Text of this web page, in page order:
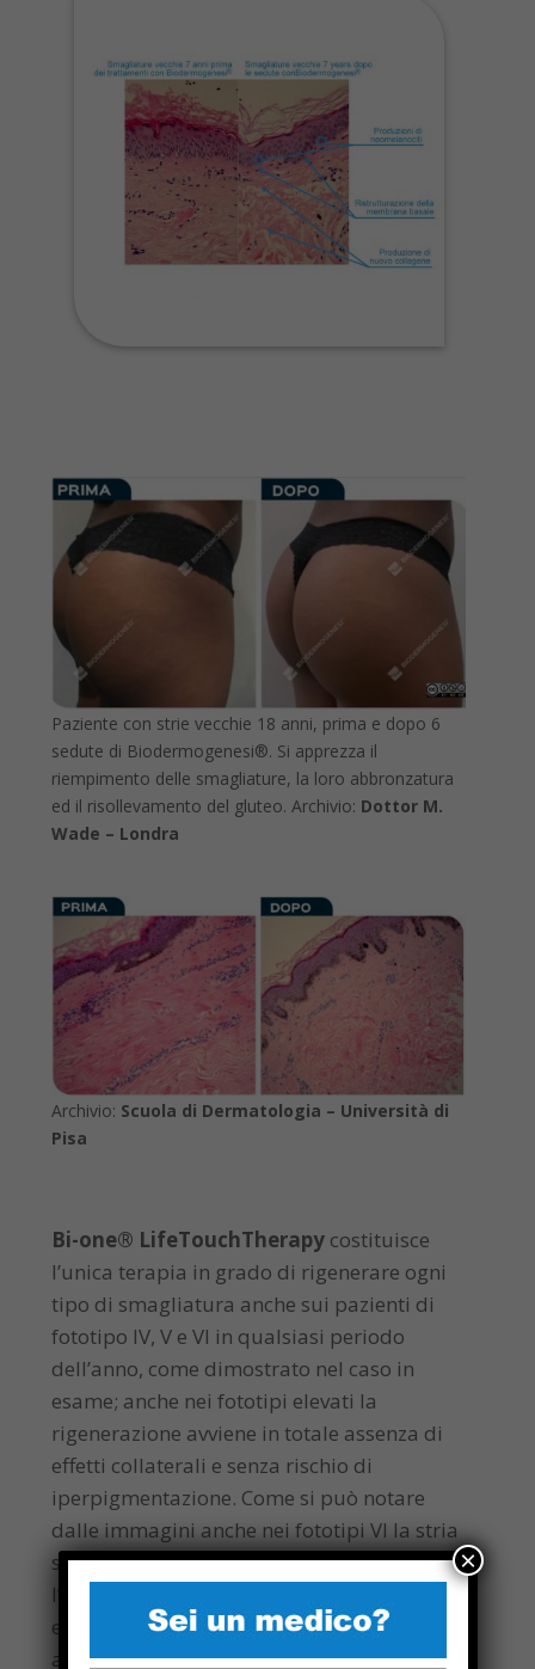
Paziente con strie vecchie 18 anni, prima e dopo 6
sedute di Biodermogenesi®. Si apprezza il
riempimento delle smagliature, la loro abbronzatura
ed il risollevamento del gluteo. Archivio: Dottor M.
Wade – Londra
Archivio: Scuola di Dermatologia – Università di
Pisa
Bi-one® LifeTouchTherapy costituisce
l’unica terapia in grado di rigenerare ogni
tipo di smagliatura anche sui pazienti di
fototipo IV, V e VI in qualsiasi periodo
dell’anno, come dimostrato nel caso in
esame; anche nei fototipi elevati la
rigenerazione avviene in totale assenza di
effetti collaterali e senza rischio di
iperpigmentazione. Come si può notare
dalle immagini anche nei fototipi VI la stria
si rigenera, si solleva e si abbronza con
l’esposizione solare. Oltre alla evidenza
estetica della rigenerazione del tessuto si
apprezza il riscontro istologico, che
×